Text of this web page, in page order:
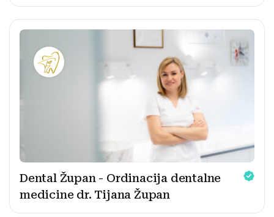
Dental Župan - Ordinacija dentalne
medicine dr. Tijana Župan